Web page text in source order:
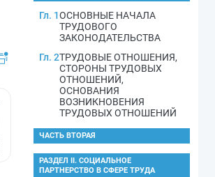
Гл. 1ОСНОВНЫЕ НАЧАЛА
ТРУДОВОГО
ЗАКОНОДАТЕЛЬСТВА
Гл. 2ТРУДОВЫЕ ОТНОШЕНИЯ,
СТОРОНЫ ТРУДОВЫХ
ОТНОШЕНИЙ,
ОСНОВАНИЯ
ВОЗНИКНОВЕНИЯ
ТРУДОВЫХ ОТНОШЕНИЙ
ЧАСТЬ ВТОРАЯ
РАЗДЕЛ II. СОЦИАЛЬНОЕ
ПАРТНЕРСТВО В СФЕРЕ ТРУДА